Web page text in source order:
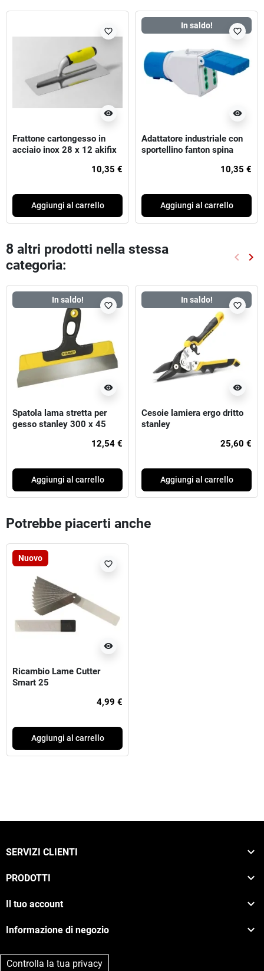
visibility
favorite_border
Frattone cartongesso in
acciaio inox 28 x 12 akifix
10,35 €
Aggiungi al carrello
In saldo!
visibility
favorite_border
Adattatore industriale con
sportellino fanton spina
10,35 €
Aggiungi al carrello
8 altri prodotti nella stessa
categoria:
keyboard_arrow_left keyboard_arrow_right
In saldo!
visibility
favorite_border
Spatola lama stretta per
gesso stanley 300 x 45
12,54 €
Aggiungi al carrello
In saldo!
visibility
favorite_border
Cesoie lamiera ergo dritto
stanley
25,60 €
Aggiungi al carrello
Potrebbe piacerti anche
Nuovo
visibility
favorite_border
Ricambio Lame Cutter
Smart 25
4,99 €
Aggiungi al carrello
SERVIZI CLIENTI 
PRODOTTI 
Il tuo account 
Informazione di negozio 
Controlla la tua privacy